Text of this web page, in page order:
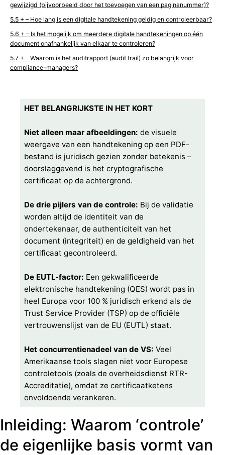
gewijzigd (bijvoorbeeld door het toevoegen van een paginanummer)?
+ – Hoe lang is een digitale handtekening geldig en controleerbaar?
+ – Is het mogelijk om meerdere digitale handtekeningen op één
document onafhankelijk van elkaar te controleren?
+ – Waarom is het auditrapport (audit trail) zo belangrijk voor
compliance-managers?
HET BELANGRIJKSTE IN HET KORT
Niet alleen maar afbeeldingen: de visuele
weergave van een handtekening op een PDF-
bestand is juridisch gezien zonder betekenis –
doorslaggevend is het cryptografische
certificaat op de achtergrond.
De drie pijlers van de controle: Bij de validatie
worden altijd de identiteit van de
ondertekenaar, de authenticiteit van het
document (integriteit) en de geldigheid van het
certificaat gecontroleerd.
De EUTL-factor: Een gekwalificeerde
elektronische handtekening (QES) wordt pas in
heel Europa voor 100 % juridisch erkend als de
Trust Service Provider (TSP) op de officiële
vertrouwenslijst van de EU (EUTL) staat.
Het concurrentienadeel van de VS: Veel
Amerikaanse tools slagen niet voor Europese
controletools (zoals de overheidsdienst RTR-
Accreditatie), omdat ze certificaatketens
onvoldoende verankeren.
Inleiding: Waarom ‘controle’
de eigenlijke basis vormt van